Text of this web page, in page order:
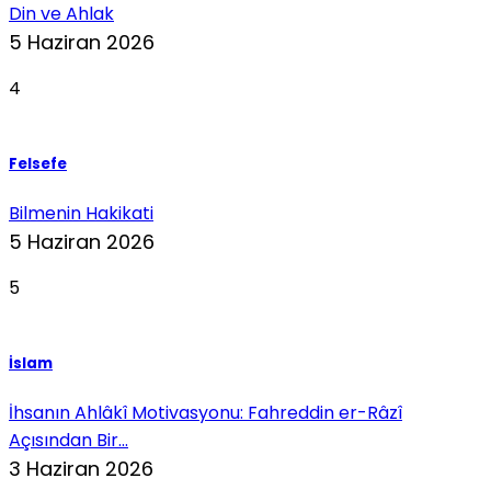
Din ve Ahlak
5 Haziran 2026
4
Felsefe
Bilmenin Hakikati
5 Haziran 2026
5
İslam
İhsanın Ahlâkî Motivasyonu: Fahreddin er-Râzî
Açısından Bir...
3 Haziran 2026